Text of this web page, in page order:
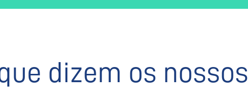
dizem os nossos